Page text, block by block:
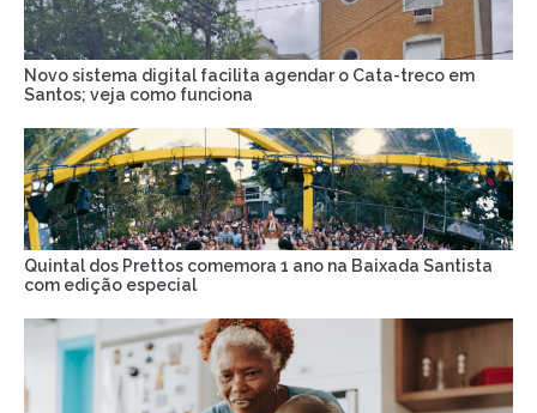
Novo sistema digital facilita agendar o Cata-treco em
Santos; veja como funciona
Quintal dos Prettos comemora 1 ano na Baixada Santista
com edição especial